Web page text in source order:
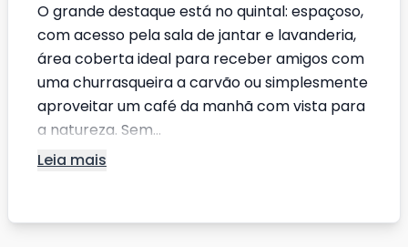
O grande destaque está no quintal: espaçoso,
com acesso pela sala de jantar e lavanderia,
área coberta ideal para receber amigos com
uma churrasqueira a carvão ou simplesmente
aproveitar um café da manhã com vista para
a natureza. Sem...
Leia mais